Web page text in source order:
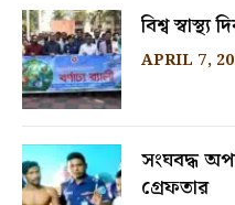
বিশ্ব
APRIL 7,
সংঘবদ্ধ
গ্রেফতার